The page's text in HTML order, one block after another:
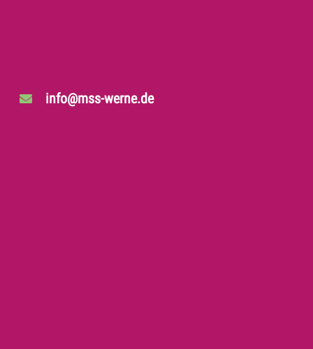
info@mss-werne.de